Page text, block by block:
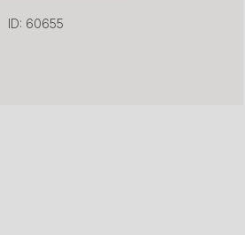
ID: 60655